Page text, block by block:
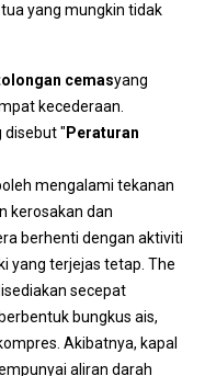
yang mungkin tidak
cemasyang
kecederaan.
disebut " Peraturan
mengalami tekanan
kerosakan dan
berhenti dengan aktiviti
yang terjejas tetap. The
secepat
bungkus ais,
Akibatnya, kapal
aliran darah